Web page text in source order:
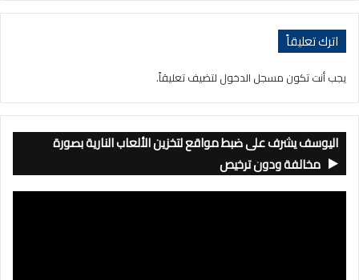
اترك تعليقاً
يجب أنت تكون مسجل الدخول لتضيف تعليقاً.
اليوسف يشرف على ضبط مواقع لتخزين الألعاب النارية بصورة
مخالفة ودون ترخيص